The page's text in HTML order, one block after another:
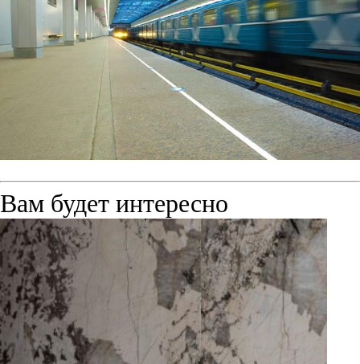
Вам будет интересно